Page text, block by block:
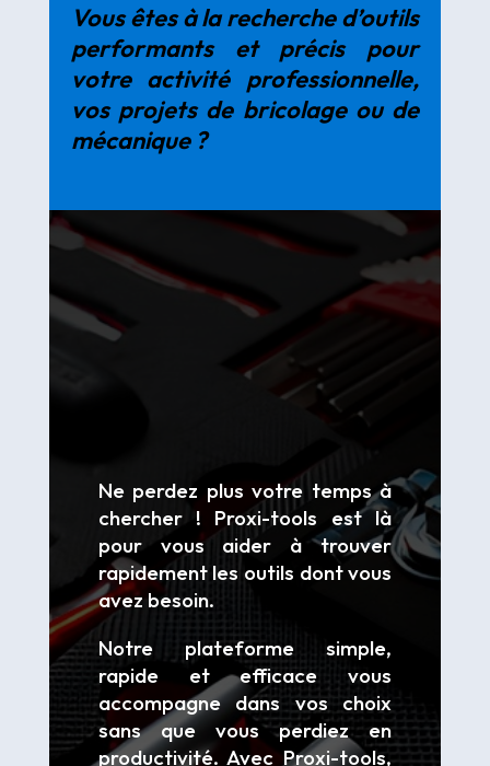
Vous êtes à la recherche d’outils
performants et précis pour
votre activité professionnelle,
vos projets de bricolage ou de
mécanique ?
Ne perdez plus votre temps à
chercher ! Proxi-tools est là
pour vous aider à trouver
rapidement les outils dont vous
avez besoin.
Notre plateforme simple,
rapide et efficace vous
accompagne dans vos choix
sans que vous perdiez en
productivité. Avec Proxi-tools,